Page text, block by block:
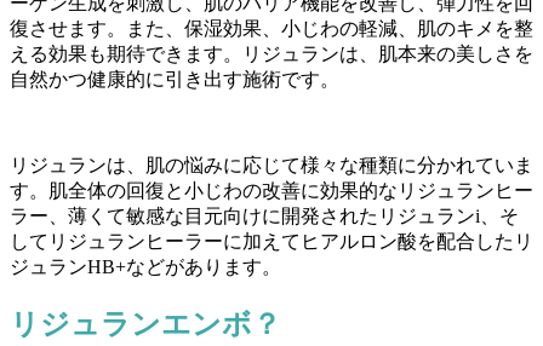
復させます。また、保湿効果、小じわの軽減、肌のキメを整
える効果も期待できます。リジュランは、肌本来の美しさを
自然かつ健康的に引き出す施術です。
リジュランは、肌の悩みに応じて様々な種類に分かれていま
す。肌全体の回復と小じわの改善に効果的なリジュランヒー
ラー、薄くて敏感な目元向けに開発されたリジュランi、そ
してリジュランヒーラーに加えてヒアルロン酸を配合したリ
ジュランHB+などがあります。
リジュランエンボ？